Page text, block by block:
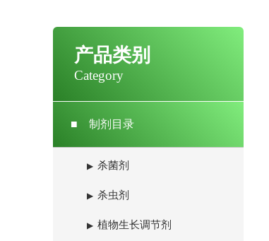
产品类别
Category
■ 制剂目录
▶ 杀菌剂
▶ 杀虫剂
▶ 植物生长调节剂